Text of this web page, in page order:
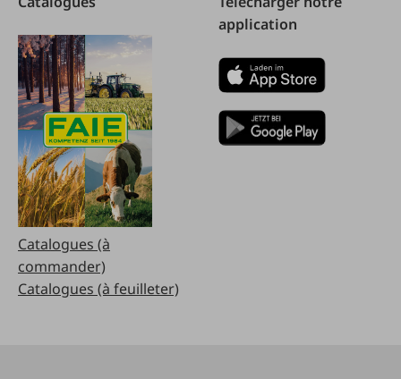
Catalogues (à
commander)
Catalogues (à feuilleter)
application